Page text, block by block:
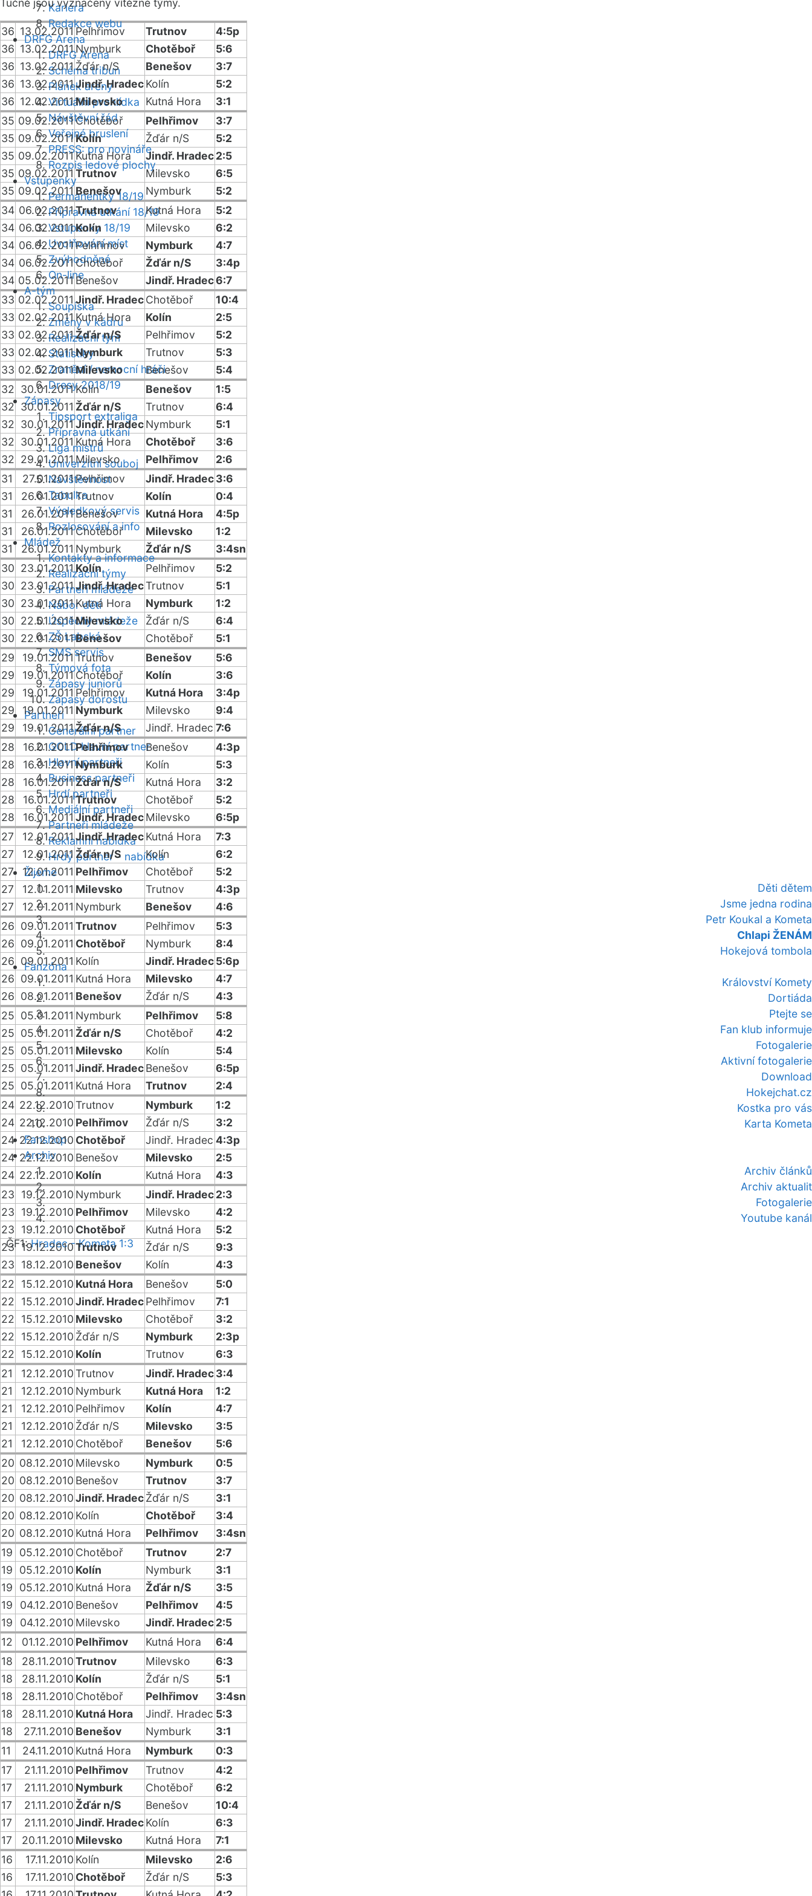
Kariéra
Redakce webu
DRFG Arena
DRFG Arena
Schéma tribun
Plánek areny
Virtuální prohlídka
Návštěvní řád
Veřejné bruslení
PRESS: pro novináře
Rozpis ledové plochy
Vstupenky
Permanentky 18/19
Přípravná utkání 18/19
Vstupenky 18/19
Uvolňování míst
Zvýhodněné
On-line
A-tým
Soupiska
Změny v kádru
Realizační tým
Statistiky
Zranění / nemocní hráči
Dresy 2018/19
Zápasy
Tipsport extraliga
Přípravná utkání
Liga mistrů
Univerzitní souboj
Návštěvnost
Tabulka
Výsledkový servis
Rozlosování a info
Mládež
Kontakty a informace
Realizační týmy
Partneři mládeže
Nábor dětí
Úspěchy mládeže
ZŠ Labská
SMS servis
Týmová fota
Zápasy juniorů
Zápasy dorostu
Partneři
Generální partner
GOLD hlavní partner
Hlavní partneři
Business partneři
Hrdí partneři
Mediální partneři
Partneři mládeže
Reklamní nabídka
Hrdý partner - nabídka
Žijeme
Děti dětem
Jsme jedna rodina
Petr Koukal a Kometa
Chlapi ŽENÁM
Hokejová tombola
Fanzóna
Království Komety
Dortiáda
Ptejte se
Fan klub informuje
Fotogalerie
Aktivní fotogalerie
Download
Hokejchat.cz
Kostka pro vás
Karta Kometa
Fanshop
Archiv
Archiv článků
Archiv aktualit
Fotogalerie
Youtube kanál
ČF1:Hradec - Kometa 1:3
Tučně jsou vyznačeny vítězné týmy.
36 13.02.2011 Pelhřimov Trutnov
4:5p
36 13.02.2011Nymburk Chotěboř
5:6
36 13.02.2011 Žďár n/S Benešov
3:7
36 13.02.2011Jindř. HradecKolín
5:2
36 12.02.2011Milevsko Kutná Hora
3:1
35 09.02.2011Chotěboř Pelhřimov
3:7
35 09.02.2011 Kolín Žďár n/S
5:2
35 09.02.2011Kutná Hora Jindř. Hradec2:5
35 09.02.2011 Trutnov Milevsko
6:5
35 09.02.2011 Benešov Nymburk
5:2
34 06.02.2011Trutnov Kutná Hora
5:2
34 06.02.2011Kolín Milevsko
6:2
34 06.02.2011Pelhřimov Nymburk
4:7
34 06.02.2011 Chotěboř Žďár n/S
3:4p
34 05.02.2011Benešov Jindř. Hradec6:7
33 02.02.2011 Jindř. HradecChotěboř
10:4
33 02.02.2011Kutná Hora Kolín
2:5
33 02.02.2011Žďár n/S Pelhřimov
5:2
33 02.02.2011Nymburk Trutnov
5:3
33 02.02.2011Milevsko Benešov
5:4
32 30.01.2011Kolín Benešov
1:5
32 30.01.2011 Žďár n/S Trutnov
6:4
32 30.01.2011Jindř. HradecNymburk
5:1
32 30.01.2011 Kutná Hora Chotěboř
3:6
32 29.01.2011Milevsko Pelhřimov
2:6
31
27.01.2011Pelhřimov Jindř. Hradec3:6
31
26.01.2011 Trutnov Kolín
0:4
31
26.01.2011Benešov Kutná Hora
4:5p
31
26.01.2011Chotěboř Milevsko
1:2
31
26.01.2011 Nymburk Žďár n/S
3:4sn
30 23.01.2011 Kolín Pelhřimov
5:2
30 23.01.2011Jindř. HradecTrutnov
5:1
30 23.01.2011Kutná Hora Nymburk
1:2
30 22.01.2011Milevsko Žďár n/S
6:4
30 22.01.2011Benešov Chotěboř
5:1
29
19.01.2011 Trutnov Benešov
5:6
29
19.01.2011Chotěboř Kolín
3:6
29
19.01.2011 Pelhřimov Kutná Hora
3:4p
29
19.01.2011 Nymburk Milevsko
9:4
29
19.01.2011Žďár n/S Jindř. Hradec 7:6
28
16.01.2011Pelhřimov Benešov
4:3p
28
16.01.2011Nymburk Kolín
5:3
28
16.01.2011Žďár n/S Kutná Hora
3:2
28
16.01.2011Trutnov Chotěboř
5:2
28
16.01.2011 Jindř. HradecMilevsko
6:5p
27
12.01.2011Jindř. HradecKutná Hora
7:3
27
12.01.2011 Žďár n/S Kolín
6:2
27
12.01.2011 Pelhřimov Chotěboř
5:2
27
12.01.2011 Milevsko Trutnov
4:3p
27
12.01.2011 Nymburk Benešov
4:6
26 09.01.2011 Trutnov Pelhřimov
5:3
26 09.01.2011 Chotěboř Nymburk
8:4
26 09.01.2011 Kolín Jindř. Hradec5:6p
26 09.01.2011 Kutná Hora Milevsko
4:7
26 08.01.2011 Benešov Žďár n/S
4:3
25 05.01.2011 Nymburk Pelhřimov
5:8
25 05.01.2011 Žďár n/S Chotěboř
4:2
25 05.01.2011 Milevsko Kolín
5:4
25 05.01.2011 Jindř. HradecBenešov
6:5p
25 05.01.2011 Kutná Hora Trutnov
2:4
24 22.12.2010Trutnov Nymburk
1:2
24 22.12.2010 Pelhřimov Žďár n/S
3:2
24 22.12.2010 Chotěboř Jindř. Hradec 4:3p
24 22.12.2010 Benešov Milevsko
2:5
24 22.12.2010 Kolín Kutná Hora
4:3
23
19.12.2010 Nymburk Jindř. Hradec2:3
23
19.12.2010 Pelhřimov Milevsko
4:2
23
19.12.2010 Chotěboř Kutná Hora
5:2
23
19.12.2010Trutnov Žďár n/S
9:3
23
18.12.2010 Benešov Kolín
4:3
22
15.12.2010 Kutná Hora Benešov
5:0
22
15.12.2010Jindř. HradecPelhřimov
7:1
22
15.12.2010 Milevsko Chotěboř
3:2
22
15.12.2010 Žďár n/S Nymburk
2:3p
22
15.12.2010 Kolín Trutnov
6:3
21
12.12.2010Trutnov Jindř. Hradec3:4
21
12.12.2010 Nymburk Kutná Hora
1:2
21
12.12.2010 Pelhřimov Kolín
4:7
21
12.12.2010 Žďár n/S Milevsko
3:5
21
12.12.2010 Chotěboř Benešov
5:6
20 08.12.2010 Milevsko Nymburk
0:5
20 08.12.2010 Benešov Trutnov
3:7
20 08.12.2010Jindř. HradecŽďár n/S
3:1
20 08.12.2010 Kolín Chotěboř
3:4
20 08.12.2010 Kutná Hora Pelhřimov
3:4sn
19
05.12.2010 Chotěboř Trutnov
2:7
19
05.12.2010 Kolín Nymburk
3:1
19
05.12.2010 Kutná Hora Žďár n/S
3:5
19
04.12.2010 Benešov Pelhřimov
4:5
19
04.12.2010 Milevsko Jindř. Hradec2:5
12
01.12.2010 Pelhřimov Kutná Hora
6:4
18
28.11.2010Trutnov Milevsko
6:3
18
28.11.2010 Kolín Žďár n/S
5:1
18
28.11.2010 Chotěboř Pelhřimov
3:4sn
18
28.11.2010 Kutná Hora Jindř. Hradec 5:3
18
27.11.2010 Benešov Nymburk
3:1
11
24.11.2010 Kutná Hora Nymburk
0:3
17
21.11.2010 Pelhřimov Trutnov
4:2
17
21.11.2010 Nymburk Chotěboř
6:2
17
21.11.2010 Žďár n/S Benešov
10:4
17
21.11.2010Jindř. HradecKolín
6:3
17
20.11.2010 Milevsko Kutná Hora
7:1
16
17.11.2010 Kolín Milevsko
2:6
16
17.11.2010 Chotěboř Žďár n/S
5:3